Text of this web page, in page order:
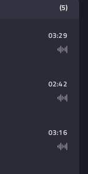
(5)
03:29
02:42
03:16